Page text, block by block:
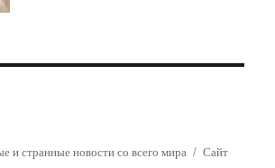
и странные новости со всего мира
Сайт